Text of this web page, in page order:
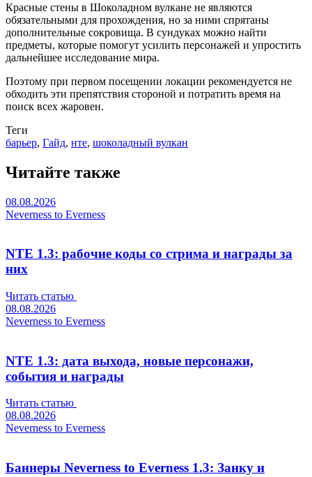
Красные стены в Шоколадном вулкане не являются
обязательными для прохождения, но за ними спрятаны
дополнительные сокровища. В сундуках можно найти
предметы, которые помогут усилить персонажей и упростить
дальнейшее исследование мира.
Поэтому при первом посещении локации рекомендуется не
обходить эти препятствия стороной и потратить время на
поиск всех жаровен.
Теги
барьер, Гайд, нте, шоколадный вулкан
Читайте также
08.08.2026
Neverness to Everness
NTE 1.3: рабочие коды со стрима и награды за
них
Читать статью
08.08.2026
Neverness to Everness
NTE 1.3: дата выхода, новые персонажи,
события и награды
Читать статью
08.08.2026
Neverness to Everness
Баннеры Neverness to Everness 1.3: Занку и